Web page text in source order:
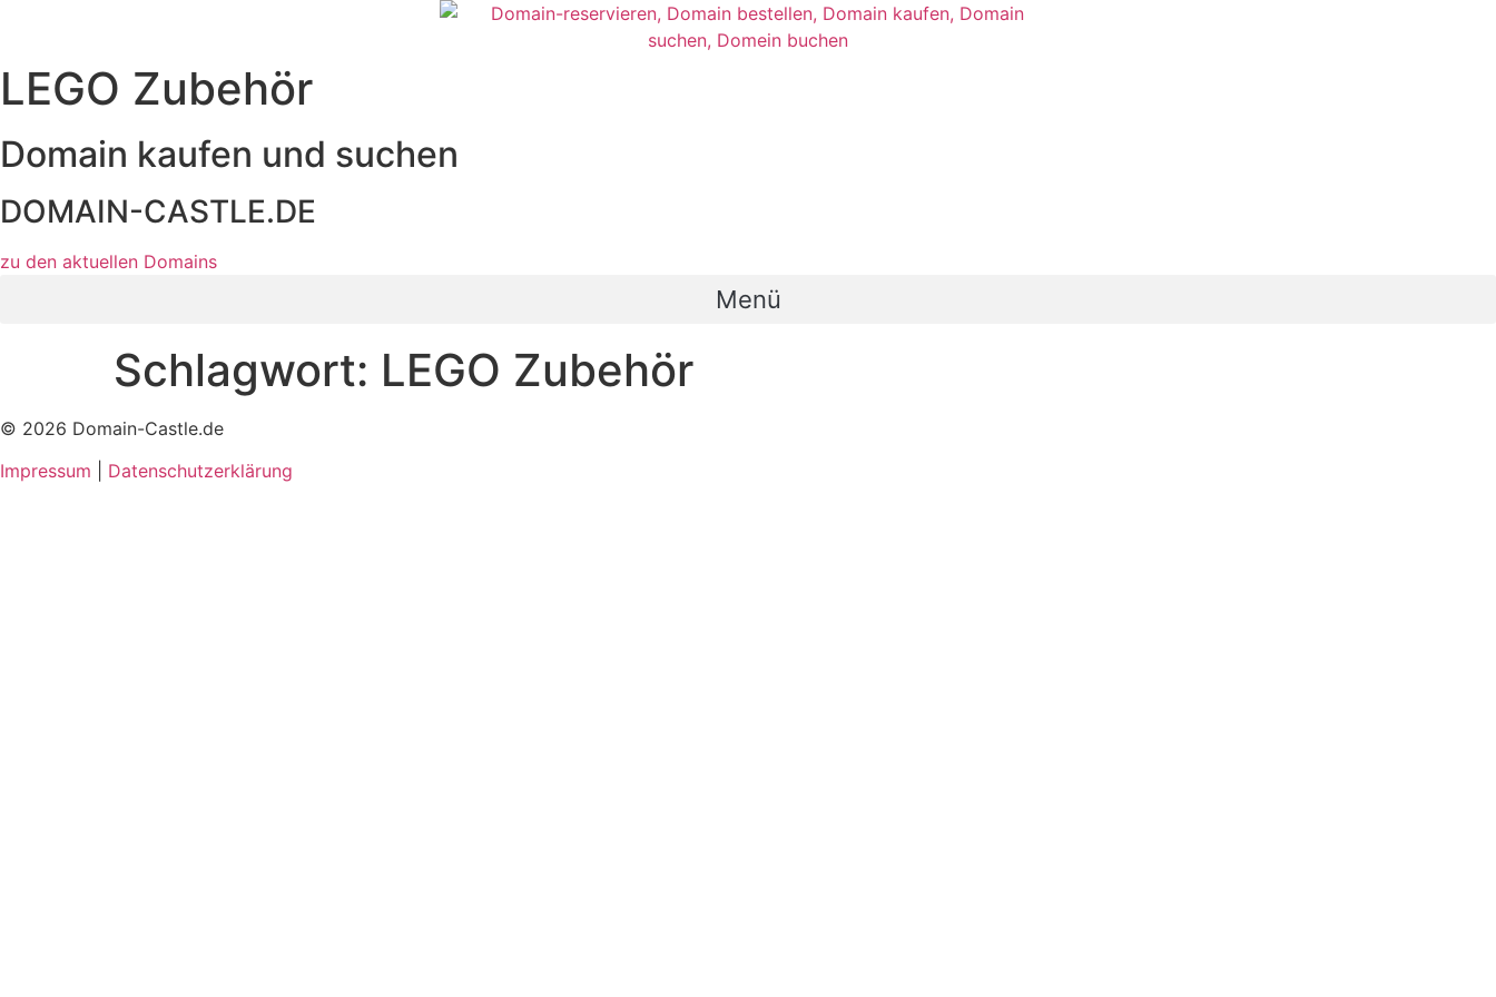
wechseln
LEGO Zubehör
Domain kaufen und suchen
DOMAIN-CASTLE.DE
zu den aktuellen Domains​
Menü
Schlagwort: LEGO Zubehör
© 2026 Domain-Castle.de
Impressum
Datenschutzerklärung